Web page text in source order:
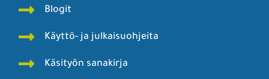
Blogit
Käyttö- ja julkaisuohjeita
Käsityön sanakirja